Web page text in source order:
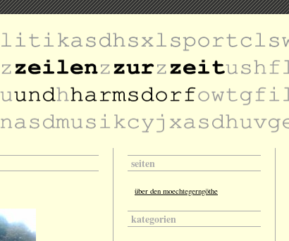
seiten
über den moechtegerngöthe
kategorien